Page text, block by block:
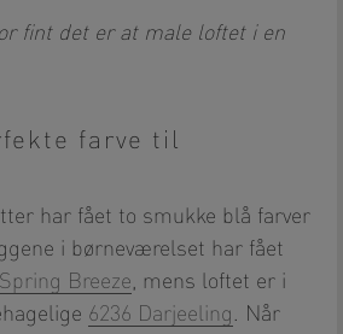
fint det er at male loftet i en
farve til
har fået to smukke blå farver
i børneværelset har fået
Breeze, mens loftet er i
6236 Darjeeling. Når